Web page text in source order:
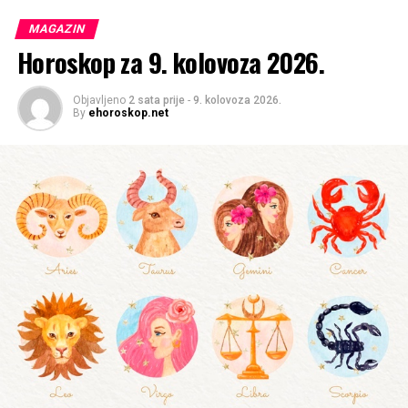
MAGAZIN
Horoskop za 9. kolovoza 2026.
Objavljeno 2 sata prije - 9. kolovoza 2026.
By ehoroskop.net